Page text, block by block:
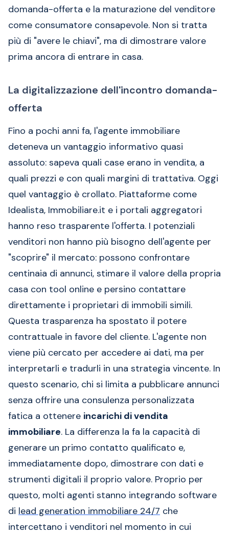
domanda-offerta e la maturazione del venditore
come consumatore consapevole. Non si tratta
più di "avere le chiavi", ma di dimostrare valore
prima ancora di entrare in casa.
La digitalizzazione dell'incontro domanda-
offerta
Fino a pochi anni fa, l'agente immobiliare
deteneva un vantaggio informativo quasi
assoluto: sapeva quali case erano in vendita, a
quali prezzi e con quali margini di trattativa. Oggi
quel vantaggio è crollato. Piattaforme come
Idealista, Immobiliare.it e i portali aggregatori
hanno reso trasparente l'offerta. I potenziali
venditori non hanno più bisogno dell'agente per
"scoprire" il mercato: possono confrontare
centinaia di annunci, stimare il valore della propria
casa con tool online e persino contattare
direttamente i proprietari di immobili simili.
Questa trasparenza ha spostato il potere
contrattuale in favore del cliente. L'agente non
viene più cercato per accedere ai dati, ma per
interpretarli e tradurli in una strategia vincente. In
questo scenario, chi si limita a pubblicare annunci
senza offrire una consulenza personalizzata
fatica a ottenere incarichi di vendita
immobiliare. La differenza la fa la capacità di
generare un primo contatto qualificato e,
immediatamente dopo, dimostrare con dati e
strumenti digitali il proprio valore. Proprio per
questo, molti agenti stanno integrando software
di lead generation immobiliare 24/7 che
intercettano i venditori nel momento in cui